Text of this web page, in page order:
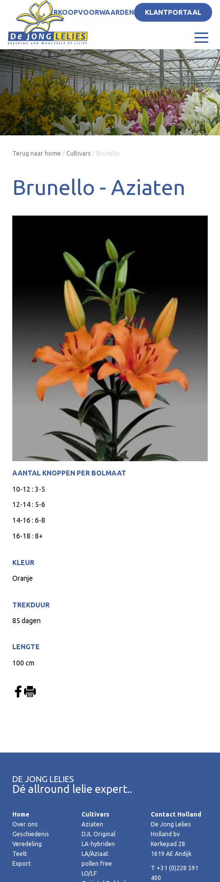
NLVERKOOPVOORWAARDEN KLANTPORTAAL
Terug naar home / Cultivars / Brunello
Brunello - Aziaten
AANTAL KNOPPEN PER BOLMAAT
10-12 : 3-5
12-14 : 5-6
14-16 : 6-8
16-18 : 8+
KLEUR
Oranje
TREKDUUR
85 dagen
LENGTE
100 cm
DE JONG LELIES
Dé allround lelie expert..
Home
Over ons
Geschiedenis
Veredeling
Teelt
Export
Cultivars
Aziaten
DJL Original
LA-hybriden
LA/Aziaat
pollen free
LO/LF
Contact Holland
De Jong Lelies
Holland bv
Kerkepad 28
1619 AE Andijk
T +31 (0)228 591
400